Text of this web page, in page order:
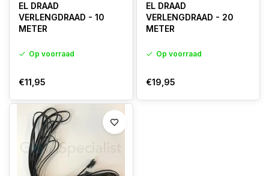
EL DRAAD
VERLENGDRAAD - 10
METER
Op voorraad
€11,95
EL DRAAD
VERLENGDRAAD - 20
METER
Op voorraad
€19,95